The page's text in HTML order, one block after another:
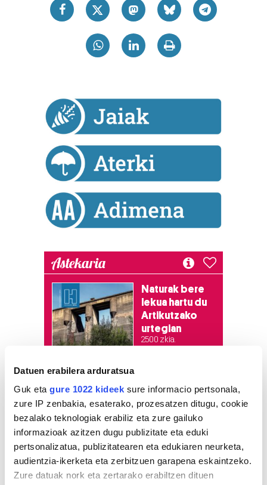
Datuen erabilera arduratsua
Guk eta gure 1022 kideek sure informacio pertsonala,
zure IP zenbakia, esaterako, prozesatzen ditugu, cookie
bezalako teknologiak erabiliz eta zure gailuko
informazioak azitzen dugu publizitate eta eduki
pertsonalizatua, publizitatearen eta edukiaren neurketa,
audientzia-ikerketa eta zerbitzuen garapena eskaintzeko.
Zure datuak nork eta zertarako erabiltzen dituen
Astekaria
Naturak bere
lekua hartu du
Artikutzako
urtegian
2.500 zkia.
Azken egunetako irakurrienak
1
Hizkuntza ere, kontsumo
irizpide